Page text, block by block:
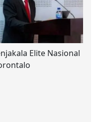
Elite Nasional